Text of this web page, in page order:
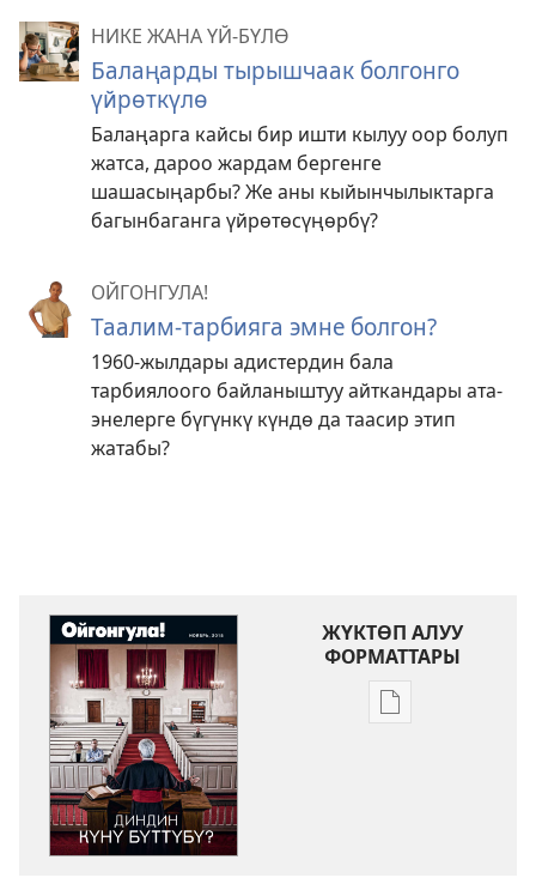
НИКЕ ЖАНА ҮЙ-БҮЛӨ
Балаңарды тырышчаак болгонго
үйрөткүлө
Балаңарга кайсы бир ишти кылуу оор болуп
жатса, дароо жардам бергенге
шашасыңарбы? Же аны кыйынчылыктарга
багынбаганга үйрөтөсүңөрбү?
ОЙГОНГУЛА!
Таалим-тарбияга эмне болгон?
1960-жылдары адистердин бала
тарбиялоого байланыштуу айткандары ата-
энелерге бүгүнкү күндө да таасир этип
жатабы?
ЖҮКТӨП АЛУУ
ФОРМАТТАРЫ
Адабиятты